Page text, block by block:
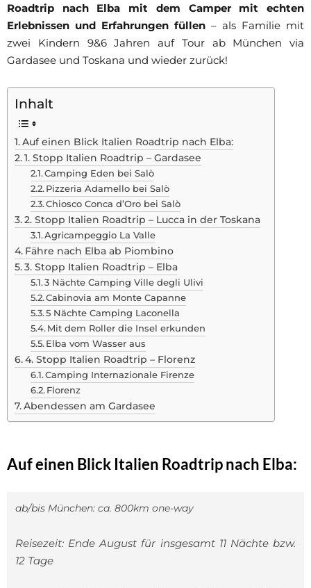
Roadtrip nach Elba mit dem Camper mit echten
Erlebnissen und Erfahrungen füllen – als Familie mit
zwei Kindern 9&6 Jahren auf Tour ab München via
Gardasee und Toskana und wieder zurück!
Inhalt
Auf einen Blick Italien Roadtrip nach Elba:
1. Stopp Italien Roadtrip – Gardasee
Camping Eden bei Salò
Pizzeria Adamello bei Salò
Chiosco Conca d’Oro bei Salò
2. Stopp Italien Roadtrip – Lucca in der Toskana
Agricampeggio La Valle
Fähre nach Elba ab Piombino
3. Stopp Italien Roadtrip – Elba
3 Nächte Camping Ville degli Ulivi
Cabinovia am Monte Capanne
5 Nächte Camping Laconella
Mit dem Roller die Insel erkunden
Elba vom Wasser aus
4. Stopp Italien Roadtrip – Florenz
Camping Internazionale Firenze
Florenz
Abendessen am Gardasee
Auf einen Blick Italien Roadtrip nach Elba:
ab/bis München: ca. 800km one-way
Reisezeit: Ende August für insgesamt 11 Nächte bzw.
12 Tage